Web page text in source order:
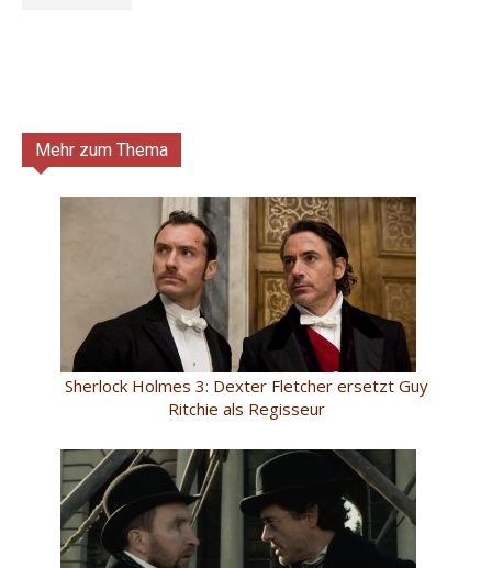
Mehr zum Thema
Sherlock Holmes 3: Dexter Fletcher ersetzt Guy
Ritchie als Regisseur